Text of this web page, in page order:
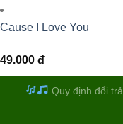
Cause I Love You
49.000 đ
Quy định đổi trả